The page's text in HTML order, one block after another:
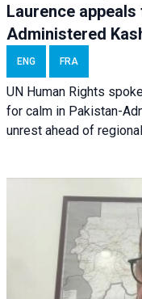
Laurence
Administered
ENG FRA
UN Human Rights
for calm in Pakistan-
unrest ahead of